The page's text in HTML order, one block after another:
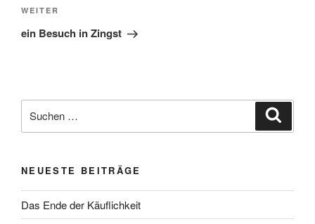
Nächster
Beitrag
WEITER
ein Besuch in Zingst
nach:
NEUESTE BEITRÄGE
Das Ende der Käuflichkeit